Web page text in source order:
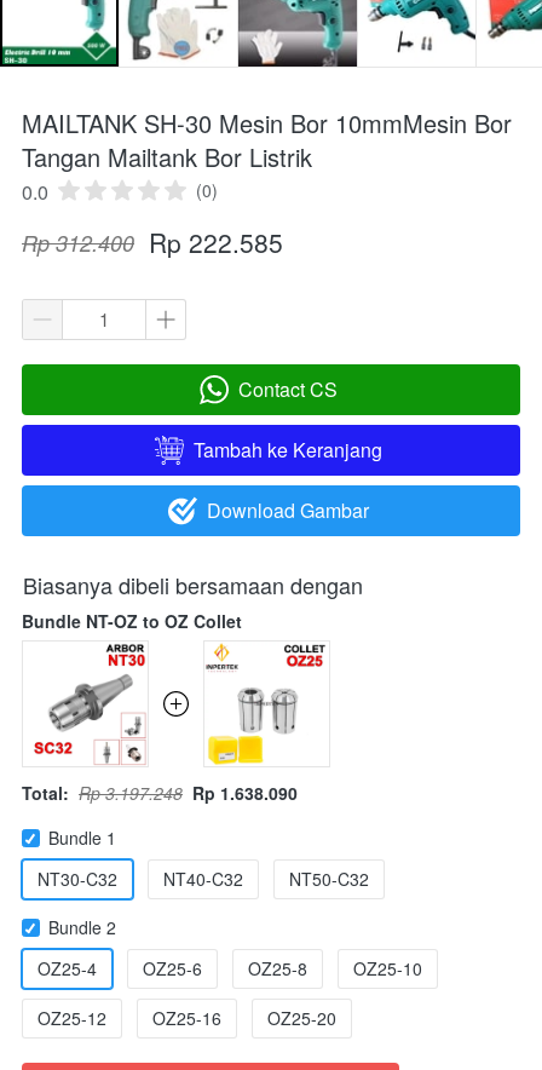
MAILTANK SH-30 Mesin Bor 10mmMesin Bor
Tangan Mailtank Bor Listrik
0.0 (0)
Rp 312.400 Rp 222.585
` Contact CS
` Tambah ke Keranjang
` Download Gambar
Biasanya dibeli bersamaan dengan
Bundle NT-OZ to OZ Collet
Total: Rp 3.197.248 Rp 1.638.090
Bundle 1
NT30-C32
NT40-C32
NT50-C32
Bundle 2
OZ25-4
OZ25-6 OZ25-8 OZ25-10
OZ25-12 OZ25-16 OZ25-20